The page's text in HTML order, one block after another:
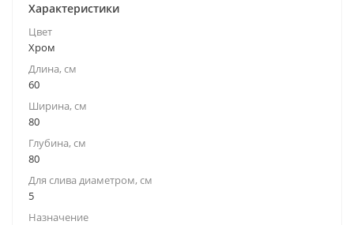
Характеристики
Цвет
Хром
Длина, см
60
Ширина, см
80
Глубина, см
80
Для слива диаметром, см
5
Назначение